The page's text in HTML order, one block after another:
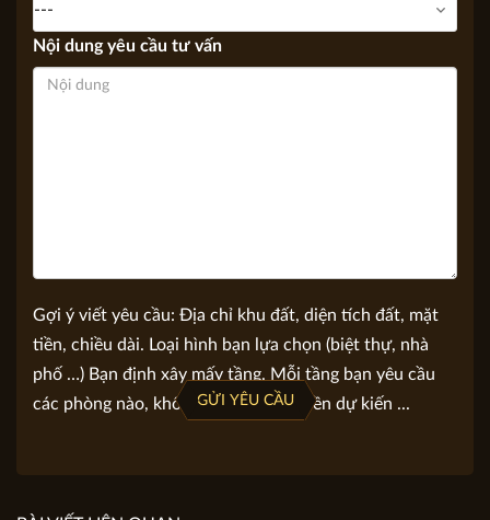
Bạn quan tâm
Gợi ý viết yêu cầu: Địa chỉ khu đất, diện tích đất, mặt